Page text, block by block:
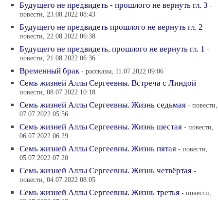
Будущего не предвидеть - прошлого не вернуть гл. 3 -
повести, 23.08.2022 08:43
Будущего не предвидеть прошлого не вернуть гл. 2 -
повести, 22.08.2022 06:38
Будущего не предвидеть, прошлого не вернуть гл. 1 -
повести, 21.08.2022 06:36
Временный брак - рассказы, 11.07.2022 09:06
Семь жизней Аллы Сергеевны. Встреча с Линдой -
повести, 08.07.2022 10:18
Семь жизней Аллы Сергеевны. Жизнь седьмая - повести,
07.07.2022 05:56
Семь жизней Аллы Сергеевны. Жизнь шестая - повести,
06.07.2022 06:29
Семь жизней Аллы Сергеевны. Жизнь пятая - повести,
05.07.2022 07:20
Семь жизней Аллы Сергеевны. Жизнь четвёртая -
повести, 04.07.2022 08:05
Семь жизней Аллы Сергеевны. Жизнь третья - повести,